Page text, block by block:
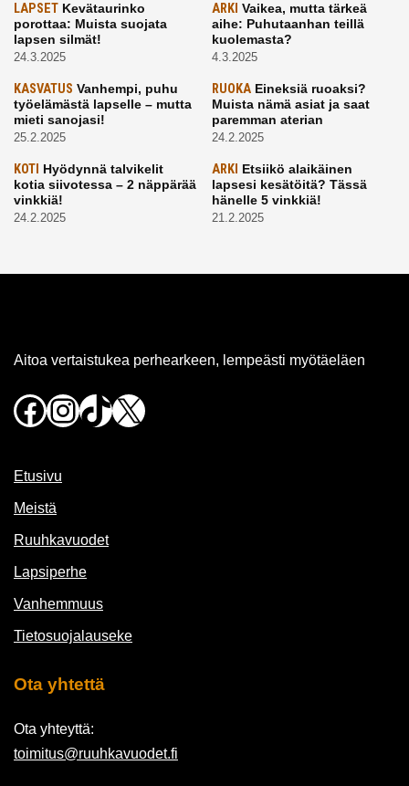
LAPSET Kevätaurinko
porottaa: Muista suojata
lapsen silmät!
24.3.2025
ARKI Vaikea, mutta tärkeä
aihe: Puhutaanhan teillä
kuolemasta?
4.3.2025
KASVATUS Vanhempi, puhu
työelämästä lapselle – mutta
mieti sanojasi!
25.2.2025
RUOKAEineksiä ruoaksi?
Muista nämä asiat ja saat
paremman aterian
24.2.2025
KOTI Hyödynnä talvikelit
kotia siivotessa – 2 näppärää
vinkkiä!
24.2.2025
ARKI Etsiikö alaikäinen
lapsesi kesätöitä? Tässä
hänelle 5 vinkkiä!
21.2.2025
Aitoa vertaistukea perhearkeen, lempeästi myötäeläen
Facebook
Instagram
TikTok
X
Etusivu
Meistä
Ruuhkavuodet
Lapsiperhe
Vanhemmuus
Tietosuojalauseke
Ota yhtettä
Ota yhteyttä:
toimitus@ruuhkavuodet.fi